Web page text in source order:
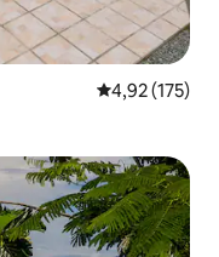
Calificación
4,92 (175)